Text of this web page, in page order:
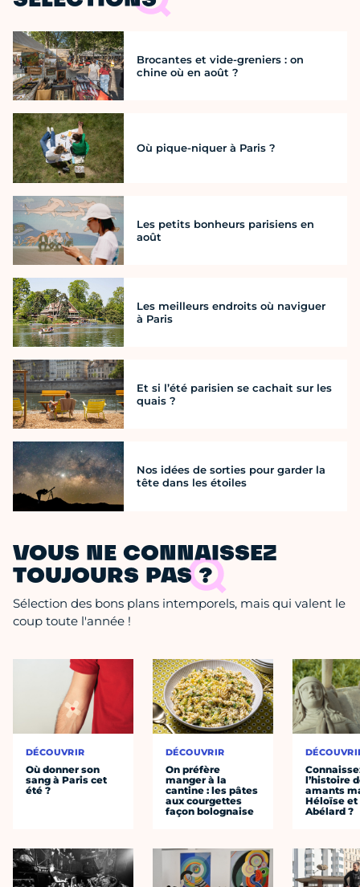
Brocantes et vide-greniers : on
chine où en août ?
Où pique-niquer à Paris ?
Les petits bonheurs parisiens en
août
Les meilleurs endroits où naviguer
à Paris
Et si l’été parisien se cachait sur les
quais ?
Nos idées de sorties pour garder la
tête dans les étoiles
VOUS NE CONNAISSEZ
TOUJOURS PAS ?
Sélection des bons plans intemporels, mais qui valent le
coup toute l'année !
DÉCOUVRIR
Où donner son
sang à Paris cet
été ?
DÉCOUVRIR
On préfère
manger à la
cantine : les pâtes
aux courgettes
façon bolognaise
l’histoire
amants
Héloïse et
Abélard ?